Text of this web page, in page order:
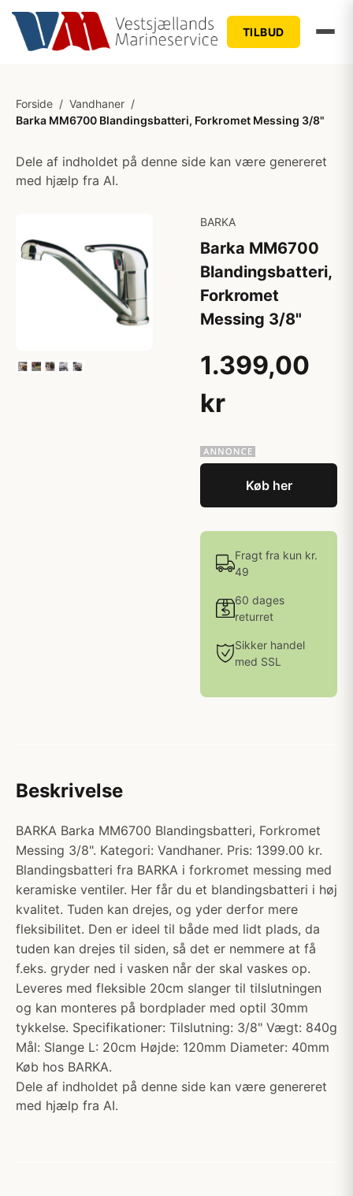
TILBUD
Forside / Vandhaner /
Barka MM6700 Blandingsbatteri, Forkromet Messing 3/8"
Dele af indholdet på denne side kan være genereret
med hjælp fra AI.
BARKA
Barka MM6700
Blandingsbatteri,
Forkromet
Messing 3/8"
1.399,00
kr
Køb her
Fragt fra kun kr.
49
60 dages
returret
Sikker handel
med SSL
Beskrivelse
BARKA Barka MM6700 Blandingsbatteri, Forkromet
Messing 3/8". Kategori: Vandhaner. Pris: 1399.00 kr.
Blandingsbatteri fra BARKA i forkromet messing med
keramiske ventiler. Her får du et blandingsbatteri i høj
kvalitet. Tuden kan drejes, og yder derfor mere
fleksibilitet. Den er ideel til både med lidt plads, da
tuden kan drejes til siden, så det er nemmere at få
f.eks. gryder ned i vasken når der skal vaskes op.
Leveres med fleksible 20cm slanger til tilslutningen
og kan monteres på bordplader med optil 30mm
tykkelse. Specifikationer: Tilslutning: 3/8" Vægt: 840g
Mål: Slange L: 20cm Højde: 120mm Diameter: 40mm
Køb hos BARKA.
Dele af indholdet på denne side kan være genereret
med hjælp fra AI.